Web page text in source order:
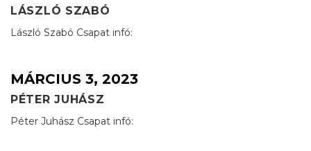
LÁSZLÓ SZABÓ
László Szabó Csapat infó:
MÁRCIUS 3, 2023
PÉTER JUHÁSZ
Péter Juhász Csapat infó: